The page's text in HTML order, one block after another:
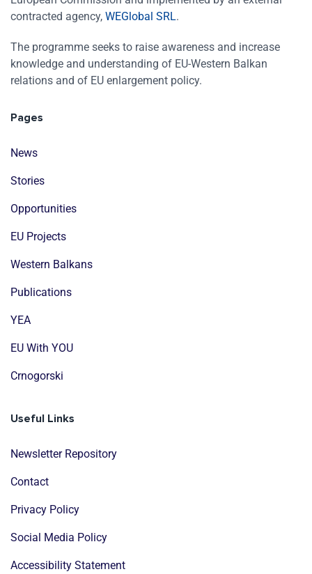
contracted agency, WEGlobal SRL.
The programme seeks to raise awareness and increase
knowledge and understanding of EU-Western Balkan
relations and of EU enlargement policy.
Pages
News
Stories
Opportunities
EU Projects
Western Balkans
Publications
YEA
EU With YOU
Crnogorski
Useful Links
Newsletter Repository
Contact
Privacy Policy
Social Media Policy
Accessibility Statement